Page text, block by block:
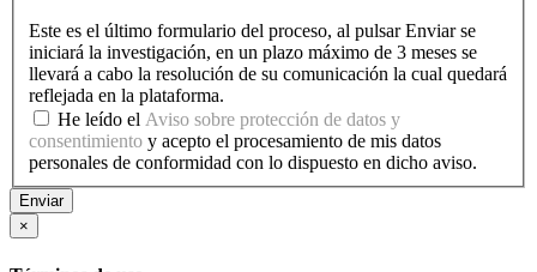
Este es el último formulario del proceso, al pulsar Enviar se
iniciará la investigación, en un plazo máximo de 3 meses se
llevará a cabo la resolución de su comunicación la cual quedará
reflejada en la plataforma.
He leído el Aviso sobre protección de datos y
consentimiento y acepto el procesamiento de mis datos
personales de conformidad con lo dispuesto en dicho aviso.
Enviar
×